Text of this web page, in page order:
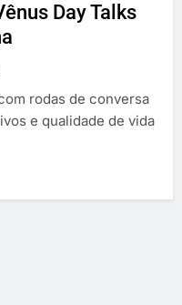
Day Talks
rodas de conversa
e qualidade de vida